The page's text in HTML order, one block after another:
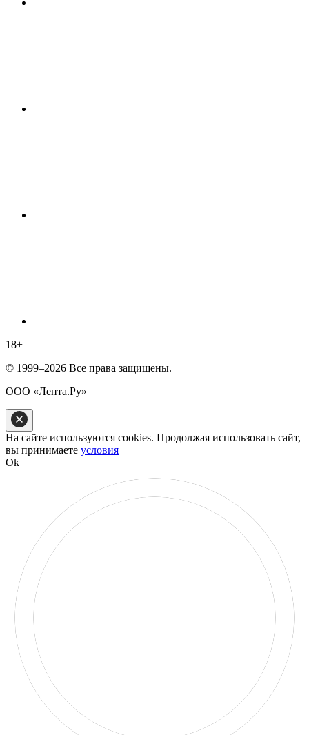
18+
© 1999–2026 Все права защищены.
ООО «Лента.Ру»
На сайте используются cookies. Продолжая использовать сайт,
вы принимаете условия
Ok